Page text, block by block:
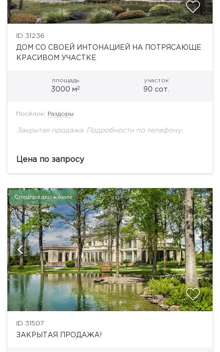
ID 31236
ДОМ СО СВОЕЙ ИНТОНАЦИЕЙ НА ПОТРЯСАЮЩЕ
КРАСИВОМ УЧАСТКЕ
площадь
3000 м2
участок
90 сот.
Посёлок: Раздоры
Закрытая продажа. Подробности по телефону.
Цена по запросу
Спецпредложение
ID 31507
ЗАКРЫТАЯ ПРОДАЖА!